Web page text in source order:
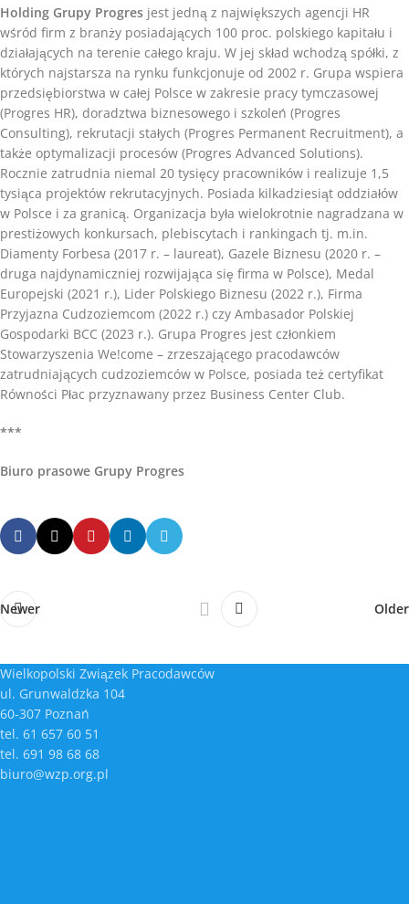
Holding Grupy Progres jest jedną z największych agencji HR
wśród firm z branży posiadających 100 proc. polskiego kapitału i
działających na terenie całego kraju. W jej skład wchodzą spółki, z
których najstarsza na rynku funkcjonuje od 2002 r. Grupa wspiera
przedsiębiorstwa w całej Polsce w zakresie pracy tymczasowej
(Progres HR), doradztwa biznesowego i szkoleń (Progres
Consulting), rekrutacji stałych (Progres Permanent Recruitment), a
także optymalizacji procesów (Progres Advanced Solutions).
Rocznie zatrudnia niemal 20 tysięcy pracowników i realizuje 1,5
tysiąca projektów rekrutacyjnych. Posiada kilkadziesiąt oddziałów
w Polsce i za granicą. Organizacja była wielokrotnie nagradzana w
prestiżowych konkursach, plebiscytach i rankingach tj. m.in.
Diamenty Forbesa (2017 r. – laureat), Gazele Biznesu (2020 r. –
druga najdynamiczniej rozwijająca się firma w Polsce), Medal
Europejski (2021 r.), Lider Polskiego Biznesu (2022 r.), Firma
Przyjazna Cudzoziemcom (2022 r.) czy Ambasador Polskiej
Gospodarki BCC (2023 r.). Grupa Progres jest członkiem
Stowarzyszenia We!come – zrzeszającego pracodawców
zatrudniających cudzoziemców w Polsce, posiada też certyfikat
Równości Płac przyznawany przez Business Center Club.
***
Biuro prasowe Grupy Progres
Newer Older
Wielkopolski Związek Pracodawców
ul. Grunwaldzka 104
60-307 Poznań
tel. 61 657 60 51
tel. 691 98 68 68
biuro@wzp.org.pl